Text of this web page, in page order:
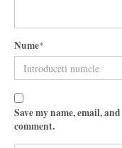
Nume*
Save my name, email,
comment.